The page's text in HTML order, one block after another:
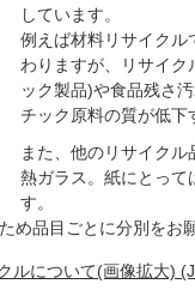
しています。
例えば材料リサイクル
わりますが、リサイ
ック製品)や食品残さ
チック原料の質が低下
また、他のリサイク
熱ガラス。紙にとって
す。
め品目ごとに分別をお
ルについて(画像拡大)